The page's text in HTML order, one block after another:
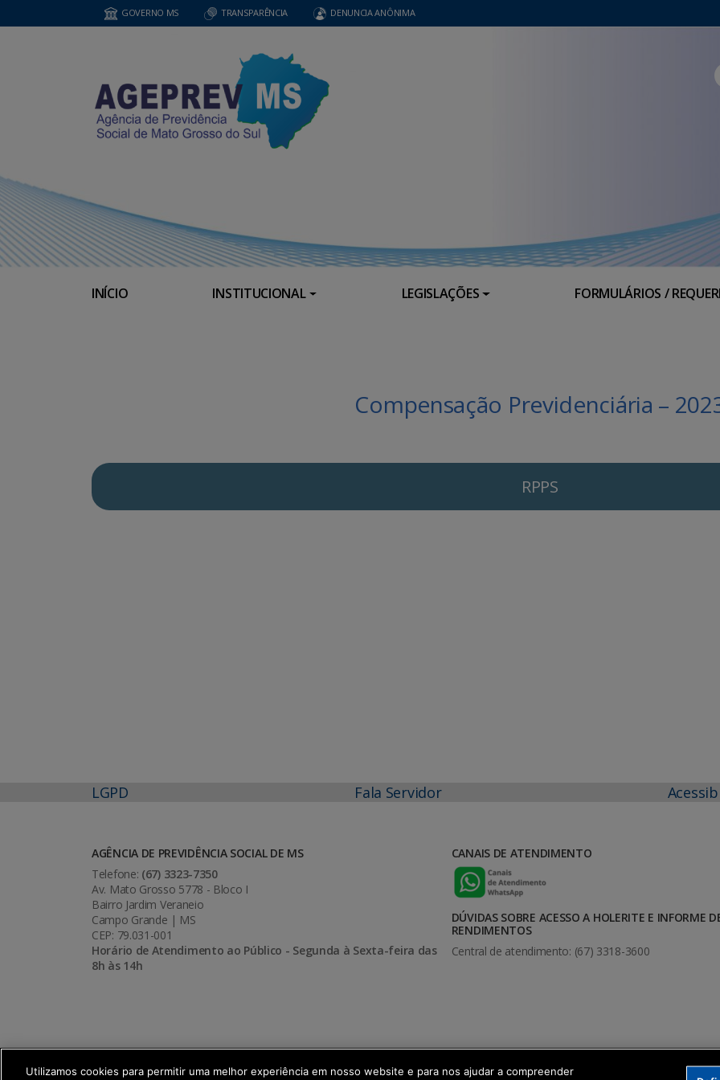
GOVERNO MS TRANSPARÊNCIA DENUNCIA ANÔNIMA
INÍCIO INSTITUCIONAL LEGISLAÇÕES FORMULÁRIOS /
Compensação Previdenciária –
RPPS
LGPD Fala Servidor
AGÊNCIA DE PREVIDÊNCIA SOCIAL DE MS
Telefone: (67) 3323-7350
Av. Mato Grosso 5778 - Bloco I
Bairro Jardim Veraneio
Campo Grande | MS
CEP: 79.031-001
Horário de Atendimento ao Público - Segunda à Sexta-feira das
8h às 14h
CANAIS DE ATENDIMENTO
DÚVIDAS SOBRE ACESSO A HOLERITE E INFORME
RENDIMENTOS
Central de atendimento: (67) 3318-3600
Utilizamos cookies para permitir uma melhor experiência em nosso website e para nos ajudar a compreender